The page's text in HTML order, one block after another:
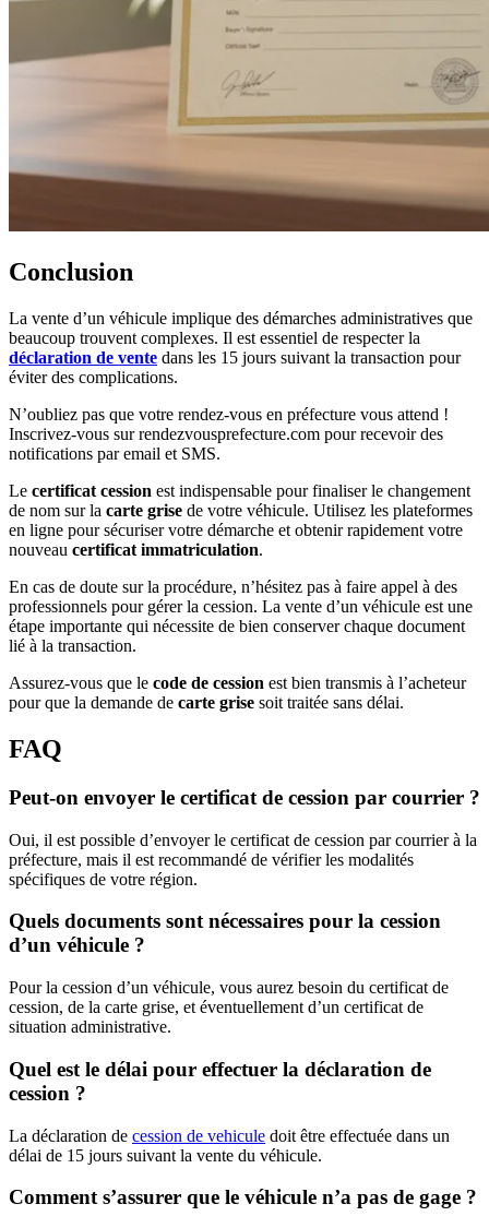
Conclusion
La vente d’un véhicule implique des démarches administratives que
beaucoup trouvent complexes. Il est essentiel de respecter la
déclaration de vente dans les 15 jours suivant la transaction pour
éviter des complications.
N’oubliez pas que votre rendez-vous en préfecture vous attend !
Inscrivez-vous sur rendezvousprefecture.com pour recevoir des
notifications par email et SMS.
Le certificat cession est indispensable pour finaliser le changement
de nom sur la carte grise de votre véhicule. Utilisez les plateformes
en ligne pour sécuriser votre démarche et obtenir rapidement votre
nouveau certificat immatriculation.
En cas de doute sur la procédure, n’hésitez pas à faire appel à des
professionnels pour gérer la cession. La vente d’un véhicule est une
étape importante qui nécessite de bien conserver chaque document
lié à la transaction.
Assurez-vous que le code de cession est bien transmis à l’acheteur
pour que la demande de carte grise soit traitée sans délai.
FAQ
Peut-on envoyer le certificat de cession par courrier ?
Oui, il est possible d’envoyer le certificat de cession par courrier à la
préfecture, mais il est recommandé de vérifier les modalités
spécifiques de votre région.
Quels documents sont nécessaires pour la cession
d’un véhicule ?
Pour la cession d’un véhicule, vous aurez besoin du certificat de
cession, de la carte grise, et éventuellement d’un certificat de
situation administrative.
Quel est le délai pour effectuer la déclaration de
cession ?
La déclaration de cession de vehicule doit être effectuée dans un
délai de 15 jours suivant la vente du véhicule.
Comment s’assurer que le véhicule n’a pas de gage ?